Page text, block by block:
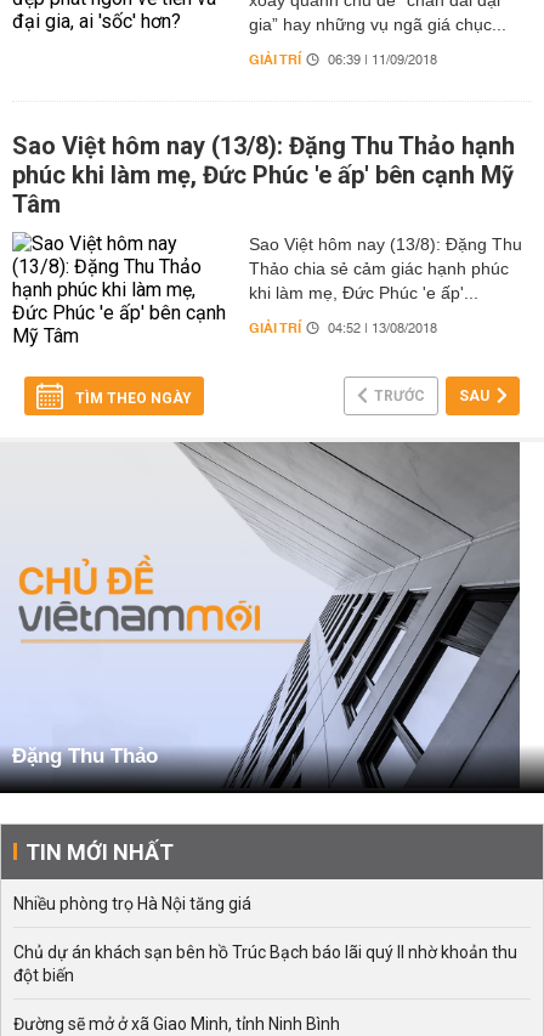
gia” hay những vụ ngã giá chục...
GIẢI TRÍ 06:39 | 11/09/2018
Sao Việt hôm nay (13/8): Đặng Thu Thảo hạnh
phúc khi làm mẹ, Đức Phúc 'e ấp' bên cạnh Mỹ
Tâm
Sao Việt hôm nay (13/8): Đặng Thu
Thảo chia sẻ cảm giác hạnh phúc
khi làm mẹ, Đức Phúc 'e ấp'...
GIẢI TRÍ 04:52 | 13/08/2018
TÌM THEO NGÀY TRƯỚC SAU
Đặng Thu Thảo
TIN MỚI NHẤT
Nhiều phòng trọ Hà Nội tăng giá
Chủ dự án khách sạn bên hồ Trúc Bạch báo lãi quý II nhờ khoản thu
đột biến
Đường sẽ mở ở xã Giao Minh, tỉnh Ninh Bình